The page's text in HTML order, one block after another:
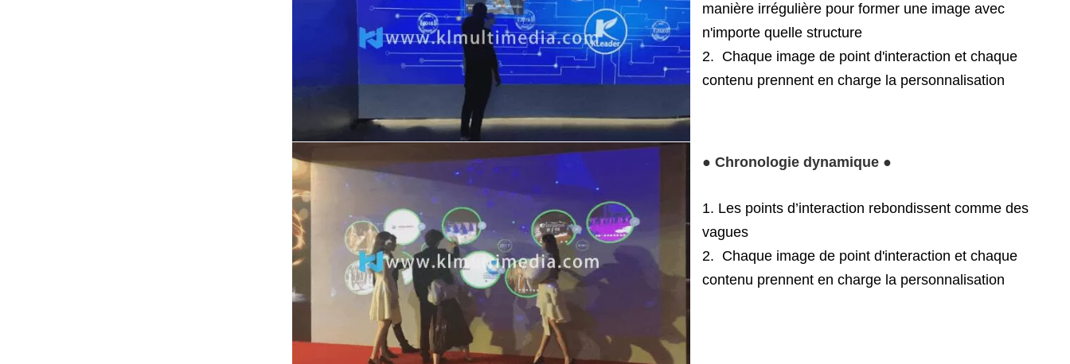
manière irrégulière pour former une image avec
n'importe quelle structure
2. Chaque image de point d'interaction et chaque
contenu prennent en charge la personnalisation
● Chronologie dynamique ●
1. Les points d’interaction rebondissent comme des
vagues
2. Chaque image de point d'interaction et chaque
contenu prennent en charge la personnalisation